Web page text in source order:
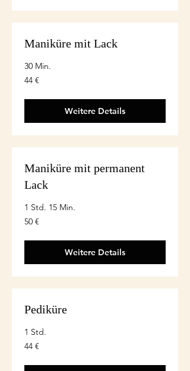
Maniküre mit Lack
30 Min.
44
euro
44 €
Weitere Details
Maniküre mit permanent
Lack
1 Std. 15 Min.
50
euro
50 €
Weitere Details
Pediküre
1 Std.
44
euro
44 €